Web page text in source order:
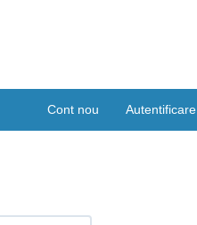
Cont nou Autentificare